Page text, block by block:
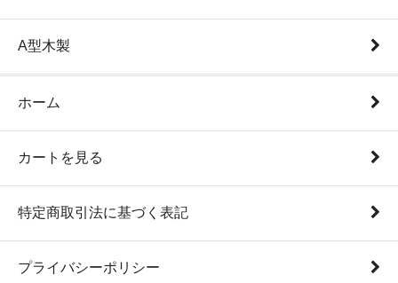
A型木製
ホーム
カートを見る
特定商取引法に基づく表記
プライバシーポリシー